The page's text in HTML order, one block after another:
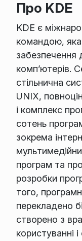
Про KDE
KDE є
командою, яка
забезпечення
комп’ютерів.
стільнична
UNIX,
і комплекс
сотень
зокрема
програм та
розробки
того,
перекладено
створено з
користуванні